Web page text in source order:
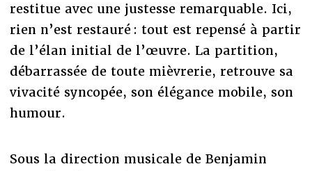
restitue avec une justesse remarquable. Ici,
rien n’est restauré : tout est repensé à partir
de l’élan initial de l’œuvre. La partition,
débarrassée de toute mièvrerie, retrouve sa
vivacité syncopée, son élégance mobile, son
humour.
Sous la direction musicale de Benjamin